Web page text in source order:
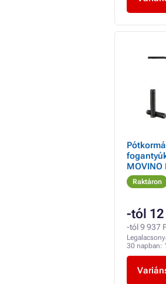
MOVINO
Raktáron
-tól 12
-tól 9 937
30 napban: